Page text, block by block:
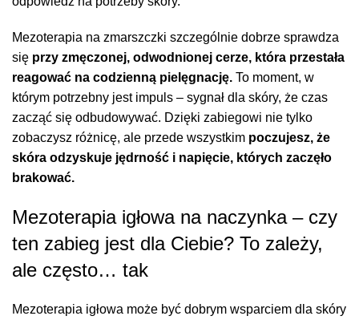
Mezoterapia na zmarszczki szczególnie dobrze sprawdza
się przy zmęczonej, odwodnionej cerze, która przestała
reagować na codzienną pielęgnację. To moment, w
którym potrzebny jest impuls – sygnał dla skóry, że czas
zacząć się odbudowywać. Dzięki zabiegowi nie tylko
zobaczysz różnicę, ale przede wszystkim poczujesz, że
skóra odzyskuje jędrność i napięcie, których zaczęło
brakować.
Mezoterapia igłowa na naczynka – czy
ten zabieg jest dla Ciebie? To zależy,
ale często… tak
Mezoterapia igłowa może być dobrym wsparciem dla skóry